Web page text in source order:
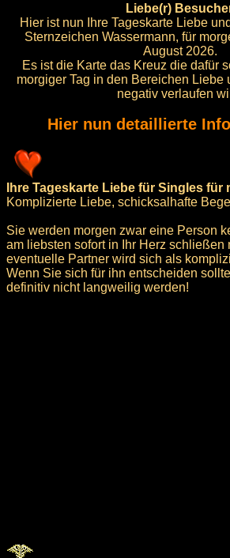
Liebe(r)
Hier ist nun Ihre Tageskarte Liebe
Sternzeichen Wassermann, für
August 2026.
Es ist die Karte das Kreuz die dafür
morgiger Tag in den Bereichen Liebe
negativ verlaufen
Hier nun detaillierte
Ihre Tageskarte Liebe für Singles für
Komplizierte Liebe, schicksalhafte
Sie werden morgen zwar eine Person
am liebsten sofort in Ihr Herz schließen
eventuelle Partner wird sich als
Wenn Sie sich für ihn entscheiden
definitiv nicht langweilig werden!